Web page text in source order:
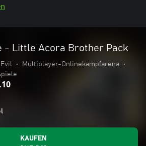
- Little Acora Brother Pack
• Multiplayer-Onlinekampfarena
•
KAUFEN